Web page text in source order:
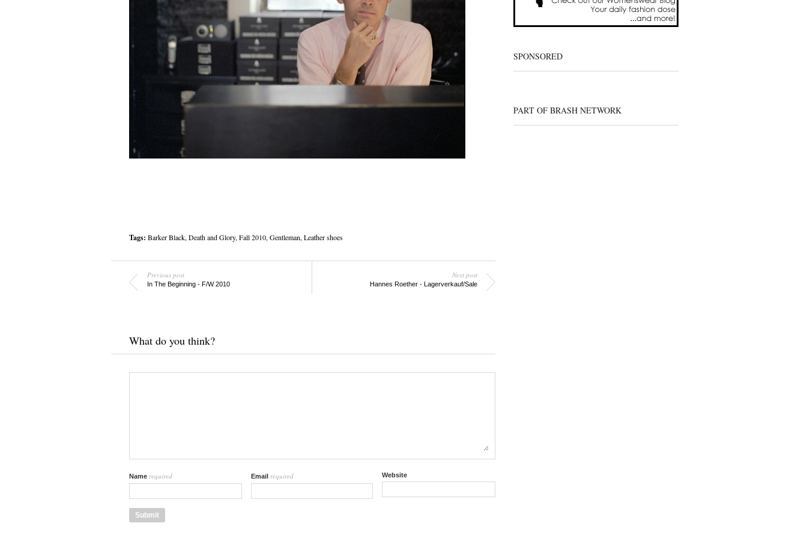
Tags: Barker Black, Death and Glory, Fall 2010, Gentleman, Leather shoes
Previous post
In The Beginning - F/W 2010
Next post
Hannes Roether - Lagerverkauf/Sale
What do you think?
Name required Email required Website
SPONSORED
PART OF BRASH NETWORK